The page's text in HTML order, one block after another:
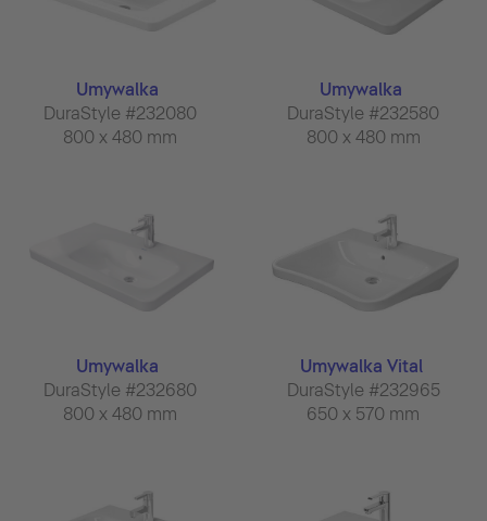
Umywalka
DuraStyle #232080
800 x 480 mm
Umywalka
DuraStyle #232580
800 x 480 mm
Umywalka
DuraStyle #232680
800 x 480 mm
Umywalka Vital
DuraStyle #232965
650 x 570 mm